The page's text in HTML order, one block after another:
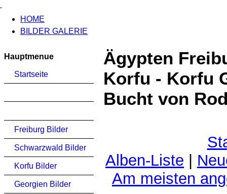
HOME
BILDER GALERIE
Hauptmenue
Startseite
Freiburg Bilder
Schwarzwald Bilder
Korfu Bilder
Georgien Bilder
Ägypten
Korfu - Korfu
Bucht von
Alben-Liste
Am meisten